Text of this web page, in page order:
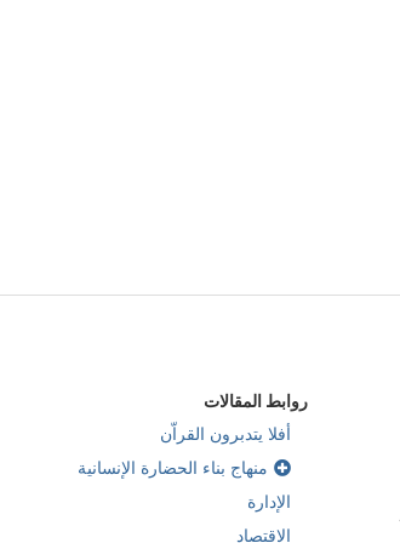
روابط المقالات
أفلا يتدبرون القراّن
منهاج بناء الحضارة الإنسانية
الإدارة
الاقتصاد